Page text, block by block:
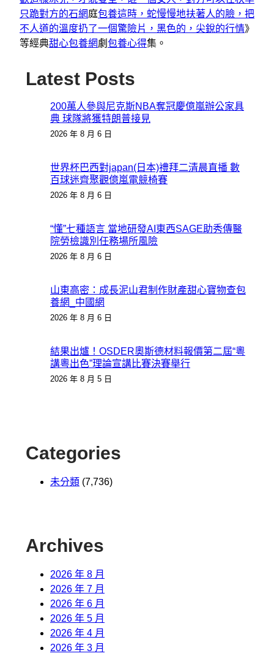
只跪對方的石網庭包養這時，蛇慢慢地扶著人的臉，把
不人道的溫度扔了一個驚險片，黑色的，尖銳的行情》
等經典甜心包養網劇 包養心得集。
Latest Posts
200萬人參與尼克斯NBA奪冠慶億嵐辦公家具
典 球隊將獲特朗普接見
2026 年 8 月 6 日
世界杯巴西對japan(日本)禮拜二清晨直播 數
百球迷齊聚觀億嵐電競椅賽
2026 年 8 月 6 日
“懂”七種語言 當地研發AI東西SAGE助秀傳醫
院勞檢識別任務場所風險
2026 年 8 月 6 日
山東高密：成長泥山君制作財產甜心寶物查包
養網_中國網
2026 年 8 月 6 日
結果出爐！OSDER奧斯德材料報價第二屆“粵
講粵出色”理論宣講比賽決賽舉行
2026 年 8 月 5 日
Categories
未分類 (7,736)
Archives
2026 年 8 月
2026 年 7 月
2026 年 6 月
2026 年 5 月
2026 年 4 月
2026 年 3 月